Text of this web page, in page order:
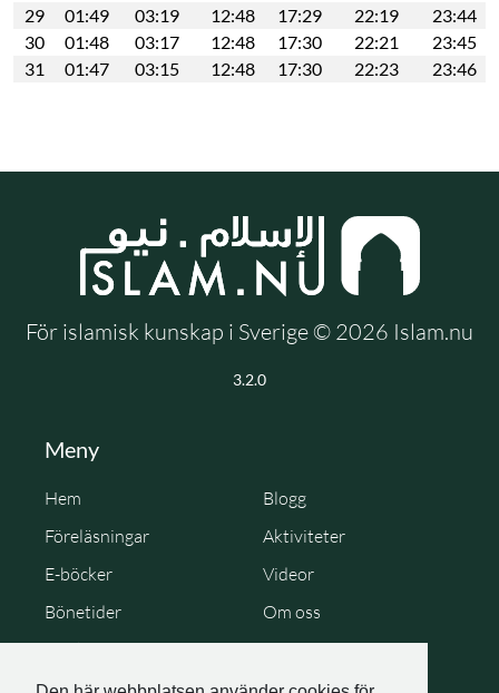
29
01:49 03:19 12:48 17:29 22:19
23:44
30
01:48 03:17 12:48 17:30 22:21
23:45
31
01:47 03:15 12:48 17:30 22:23 23:46
För islamisk kunskap i Sverige © 2026 Islam.nu
3.2.0
Meny
Hem
Blogg
Föreläsningar
Aktiviteter
E-böcker
Videor
Bönetider
Om oss
Cookie Policy
Personuppgiftspolicy